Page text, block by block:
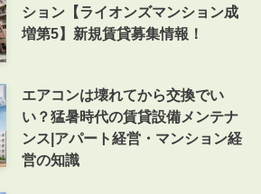
ション【ライオンズマンション成
増第5】新規賃貸募集情報！
エアコンは壊れてから交換でい
い？猛暑時代の賃貸設備メンテナ
ンス|アパート経営・マンション経
営の知識